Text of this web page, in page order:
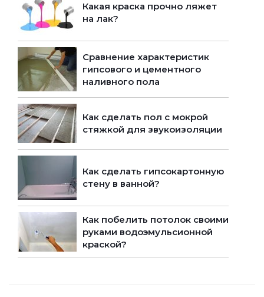
Какая краска прочно ляжет
на лак?
Сравнение характеристик
гипсового и цементного
наливного пола
Как сделать пол с мокрой
стяжкой для звукоизоляции
Как сделать гипсокартонную
стену в ванной?
Как побелить потолок своими
руками водоэмульсионной
краской?